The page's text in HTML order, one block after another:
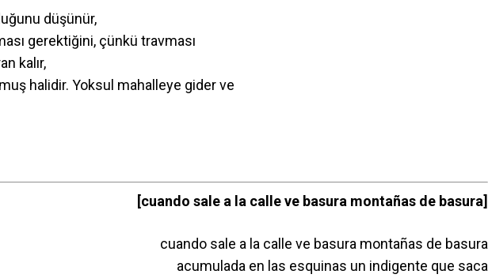
düşünür,
gerektiğini, çünkü travması
kalır,
halidir. Yoksul mahalleye gider ve
[cuando sale a la calle ve basura montañas de basura]
cuando sale a la calle ve basura montañas de basura
acumulada en las esquinas un indigente que saca